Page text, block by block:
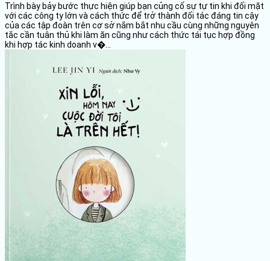
Trình bày bảy bước thực hiện giúp bạn củng cố sự tự tin khi đối mặt
với các công ty lớn và cách thức để trở thành đối tác đáng tin cậy
của các tập đoàn trên cơ sở nắm bắt nhu cầu cùng những nguyên
tắc cần tuân thủ khi làm ăn cũng như cách thức tái tục hợp đồng
khi hợp tác kinh doanh v�...